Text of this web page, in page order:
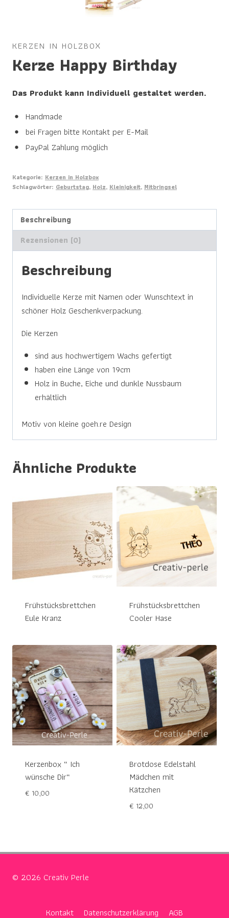
KERZEN IN HOLZBOX
Kerze Happy Birthday
Das Produkt kann Individuell gestaltet werden.
Handmade
bei Fragen bitte Kontakt per E-Mail
PayPal Zahlung möglich
Kategorie: Kerzen in Holzbox
Schlagwörter: Geburtstag, Holz, Kleinigkeit, Mitbringsel
Beschreibung
Rezensionen (0)
Beschreibung
Individuelle Kerze mit Namen oder Wunschtext in
schöner Holz Geschenkverpackung.
Die Kerzen
sind aus hochwertigem Wachs gefertigt
haben eine Länge von 19cm
Holz in Buche, Eiche und dunkle Nussbaum
erhältlich
Motiv von kleine goeh.re Design
Ähnliche Produkte
Frühstücksbrettchen
Eule Kranz
Frühstücksbrettchen
Cooler Hase
Kerzenbox “ Ich
wünsche Dir“
€ 10,00
Brotdose Edelstahl
Mädchen mit
Kätzchen
€ 12,00
© 2026 Creativ Perle
Kontakt Datenschutzerklärung AGB